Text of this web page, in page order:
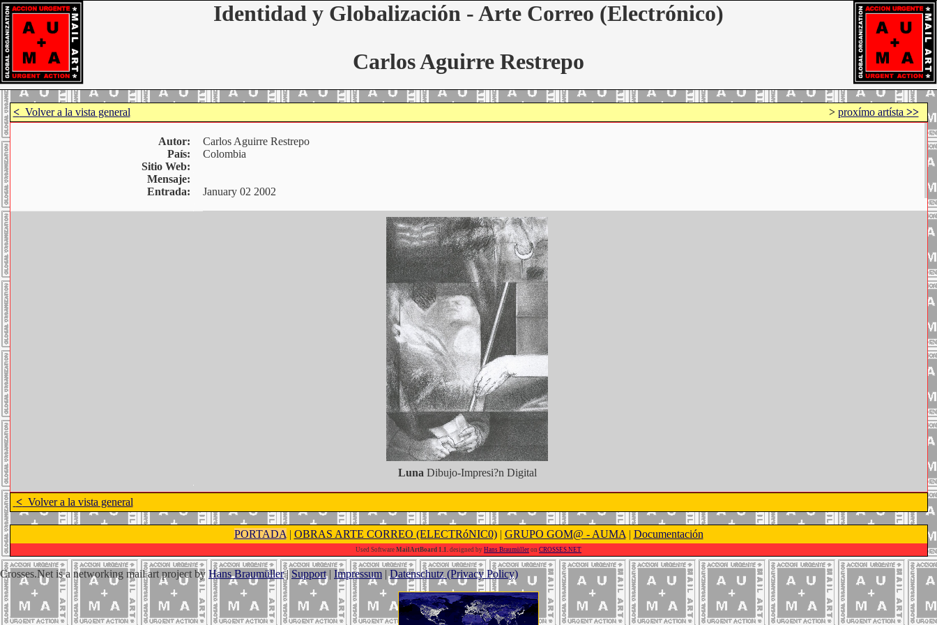
Identidad y Globalización - Arte Correo (Electrónico)
Carlos Aguirre Restrepo
<Volver a la vista general > proxímo artísta >>
Autor:
País:
Sitio Web:
Mensaje:
Carlos Aguirre Restrepo
Colombia
Entrada: January 02 2002
Luna Dibujo-Impresi?n Digital
<Volver a la vista general
PORTADA | OBRAS ARTE CORREO (ELECTRóNIC0)| GRUPO GOM@ - AUMA | Documentación
Used Software MailArtBoard 1.1. designed by Hans Braumüller on CROSSES.NET
Crosses.Net is a networking mail art project by Hans Braumüller| Support| Impressum |Datenschutz (Privacy Policy)